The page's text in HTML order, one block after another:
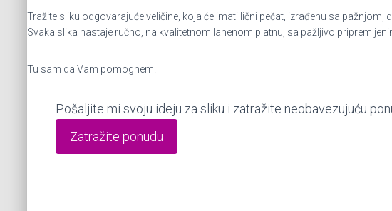
Tražite sliku odgovarajuće veličine, koja će imati lični pečat, izrađenu sa
Svaka slika nastaje ručno, na kvalitetnom lanenom platnu, sa pažljivo
Tu sam da Vam pomognem!
Pošaljite mi svoju ideju za sliku i zatražite neobavezujuću
Zatražite ponudu